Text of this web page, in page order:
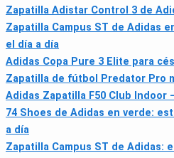
Zapatilla Adistar Control 3 de
Zapatilla Campus ST de Adidas
el día a día
Adidas Copa Pure 3 Elite para
Zapatilla de fútbol Predator Pro
Adidas Zapatilla F50 Club Indoor
74 Shoes de Adidas en verde:
a día
Zapatilla Campus ST de Adidas: